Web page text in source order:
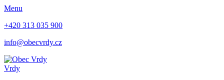
Menu
+420 313 035 900
info@obecvrdy.cz
Vrdy